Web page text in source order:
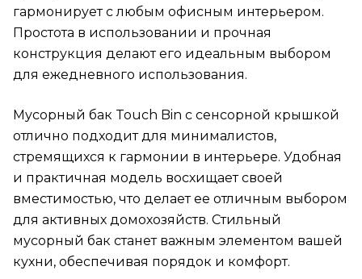
гармонирует с любым офисным интерьером.
Простота в использовании и прочная
конструкция делают его идеальным выбором
для ежедневного использования.
Мусорный бак Touch Bin с сенсорной крышкой
отлично подходит для минималистов,
стремящихся к гармонии в интерьере. Удобная
и практичная модель восхищает своей
вместимостью, что делает ее отличным выбором
для активных домохозяйств. Стильный
мусорный бак станет важным элементом вашей
кухни, обеспечивая порядок и комфорт.